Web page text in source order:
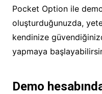
Pocket Option ile demo
oluşturduğunuzda,
kendinize
yapmaya
Demo